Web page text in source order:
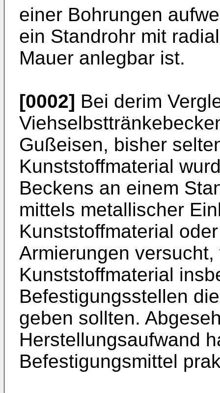
einer Bohrungen
ein Standrohr mit
Mauer anlegbar ist.
[0002] Bei derim
Gußeisen, bisher
Kunststoffmaterial
Beckens an einem
mittels metallischer
Kunststoffmaterial
Armierungen
Kunststoffmaterial
Befestigungsstellen
geben sollten.
Herstellungsaufwand
Befestigungsmittel